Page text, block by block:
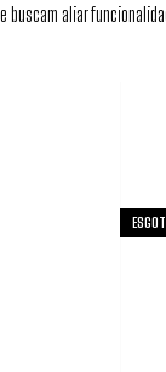
buscam aliar